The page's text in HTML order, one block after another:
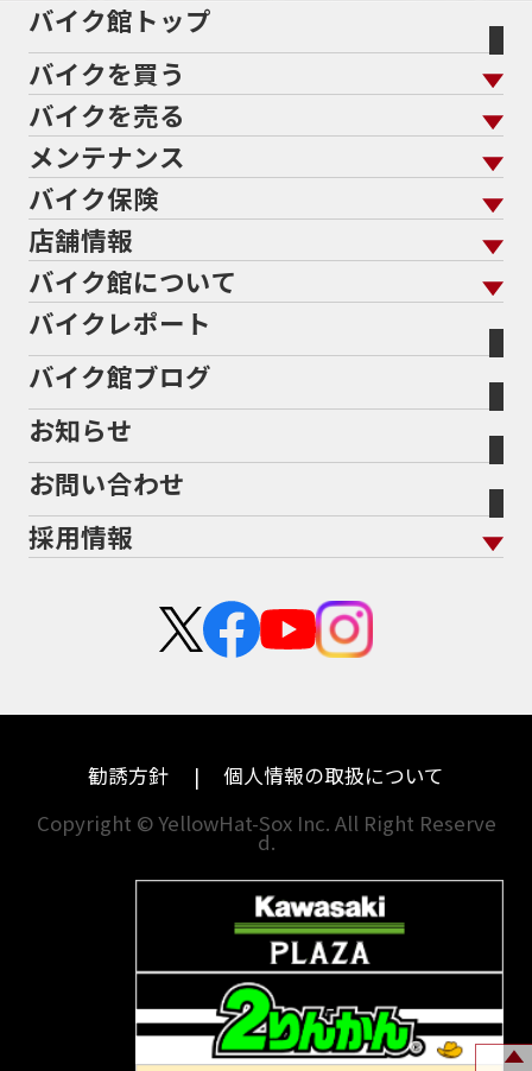
バイク館トップ
バイクを買う
バイクを買う トップ
バイクを探す
メーカーから探す
色から探す
スタイルから探す
排気量から探す
地域から探す
走行距離から探す
中古車から探す
バイクを売る
バイクを売る トップ
バイク館買取の強み
バイクを高く売るコツ
バイク買取の流れ
全国展開の強み
よくあるご質問
バイク買取強化車両
オンライン査定フォーム
メーカー別買取相場・
ヤマハ
ホンダ
スズキ
ハーレーダビッドソン
ドゥカティ
トライアンフ
アプリリア
KTM
モトグッツイ
MVアグスタ
他海外ﾒｰｶｰ
メンテナンス
メンテナンス トップ
バイク点検
バイク車検
Bikeep
プロテクションフィルム
バイク保険
バイク保険 トップ
自賠責保険
任意保険
バイク保険無料見積り（現在未加入の方）
バイク保険無料見積り（他社でご加入の方）
盗難保険
店舗情報
店舗情報 トップ
北海道
宮城
福島
茨城
栃木
兵庫
福岡
長崎
熊本
バイク館について
バイク館について トップ
バイク館が選ばれる理由
会社概要
沿革
二輪公正取引協議会加盟店
バイクレポート
バイク館ブログ
お知らせ
お問い合わせ
採用情報
中途採用・アルバイト
勧誘方針
個人情報の取扱について
Copyright © YellowHat-Sox Inc. All Right Reserve
d.